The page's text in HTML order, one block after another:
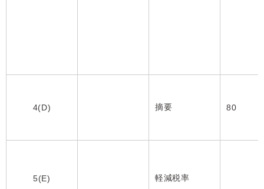
4(D) 摘要 80
5(E) 軽減税率